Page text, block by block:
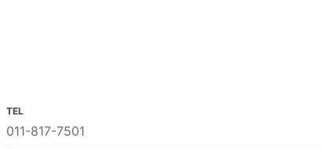
TEL
011-817-7501